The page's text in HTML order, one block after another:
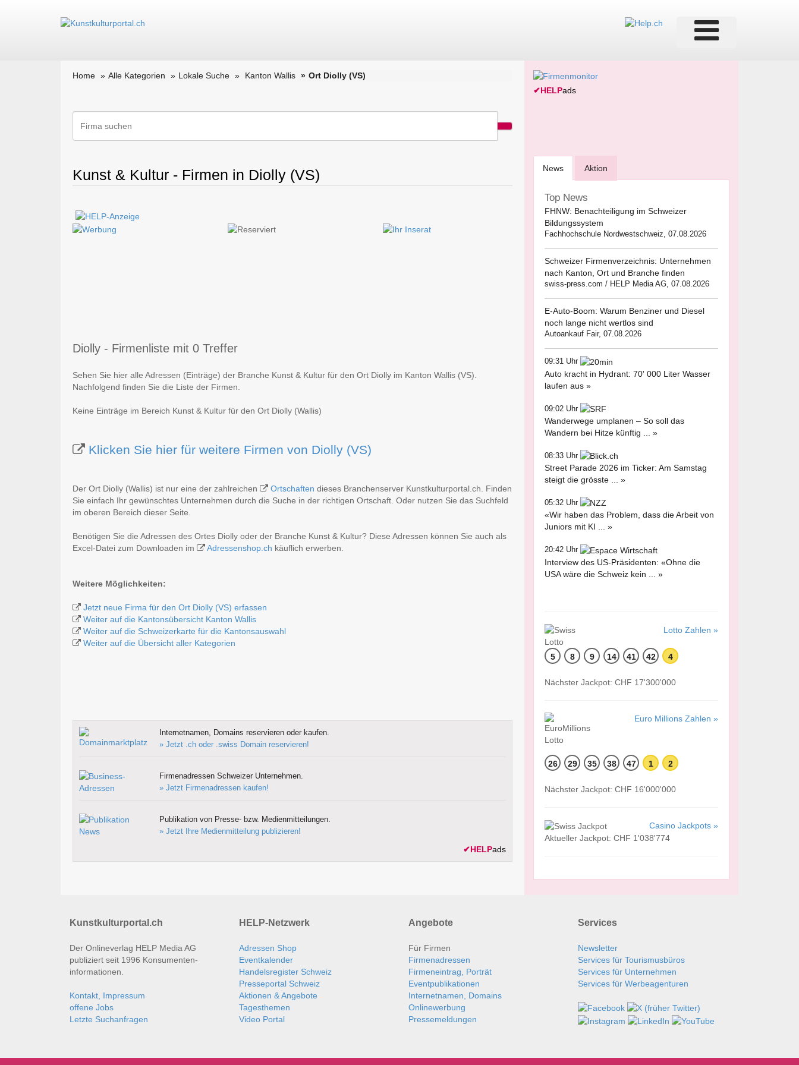
Home Alle Kategorien Lokale Suche Kanton Wallis Ort Diolly (VS)
Kunst & Kultur - Firmen in Diolly (VS)
Diolly - Firmenliste mit 0 Treffer
Sehen Sie hier alle Adressen (Einträge) der Branche Kunst & Kultur für den Ort Diolly im Kanton Wallis (VS).
Nachfolgend finden Sie die Liste der Firmen.
Keine Einträge im Bereich Kunst & Kultur für den Ort Diolly (Wallis)
Klicken Sie hier für weitere Firmen von Diolly (VS)
Der Ort Diolly (Wallis) ist nur eine der zahlreichen Ortschaften dieses Branchenserver Kunstkulturportal.ch. Finden
Sie einfach Ihr gewünschtes Unternehmen durch die Suche in der richtigen Ortschaft. Oder nutzen Sie das Suchfeld
im oberen Bereich dieser Seite.
Benötigen Sie die Adressen des Ortes Diolly oder der Branche Kunst & Kultur? Diese Adressen können Sie auch als
Excel-Datei zum Downloaden im
Adressenshop.ch käuflich erwerben.
Weitere Möglichkeiten:
Jetzt neue Firma für den Ort Diolly (VS) erfassen
Weiter auf die Kantonsübersicht Kanton Wallis
Weiter auf die Schweizerkarte für die Kantonsauswahl
Weiter auf die Übersicht aller Kategorien
Internetnamen, Domains reservieren oder kaufen.
» Jetzt .ch oder .swiss Domain reservieren!
Firmenadressen Schweizer Unternehmen.
» Jetzt Firmenadressen kaufen!
Publikation von Presse- bzw. Medienmitteilungen.
» Jetzt Ihre Medienmitteilung publizieren!
✔HELPads
✔HELPads
News Aktion
Top News
FHNW: Benachteiligung im Schweizer
Bildungssystem
Fachhochschule Nordwestschweiz, 07.08.2026
Schweizer Firmenverzeichnis: Unternehmen
nach Kanton, Ort und Branche finden
swiss-press.com / HELP Media AG, 07.08.2026
E-Auto-Boom: Warum Benziner und Diesel
noch lange nicht wertlos sind
Autoankauf Fair, 07.08.2026
09:31 Uhr
Auto kracht in Hydrant: 70' 000 Liter Wasser
laufen aus »
09:02 Uhr
Wanderwege umplanen – So soll das
Wandern bei Hitze künftig ... »
08:33 Uhr
Street Parade 2026 im Ticker: Am Samstag
steigt die grösste ... »
05:32 Uhr
«Wir haben das Problem, dass die Arbeit von
Juniors mit KI ... »
20:42 Uhr
Interview des US-Präsidenten: «Ohne die
USA wäre die Schweiz kein ... »
Lotto Zahlen »
5 8 9 14 41 42 4
Nächster Jackpot: CHF 17'300'000
Euro Millions Zahlen »
26 29 35 38 47 1 2
Nächster Jackpot: CHF 16'000'000
Casino Jackpots »
Aktueller Jackpot: CHF 1'038'774
Kunstkulturportal.ch
Der Onlineverlag HELP Media AG
publiziert seit 1996 Konsumenten­
informationen.
Kontakt, Impressum
offene Jobs
Letzte Suchanfragen
HELP-Netzwerk
Adressen Shop
Eventkalender
Handelsregister Schweiz
Presseportal Schweiz
Aktionen & Angebote
Tagesthemen
Video Portal
Angebote
Für Firmen
Firmenadressen
Firmeneintrag, Porträt
Eventpublikationen
Internetnamen, Domains
Onlinewerbung
Pressemeldungen
Services
Newsletter
Services für Tourismusbüros
Services für Unternehmen
Services für Werbeagenturen